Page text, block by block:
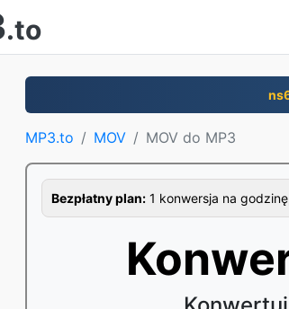
.to
MP3.to MOV MOV do MP3
Bezpłatny plan: 1 konwersja na